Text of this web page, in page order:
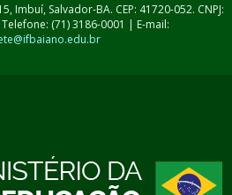
Imbuí, Salvador-BA. CEP: 41720-052. CNPJ:
(71) 3186-0001 | E-mail: